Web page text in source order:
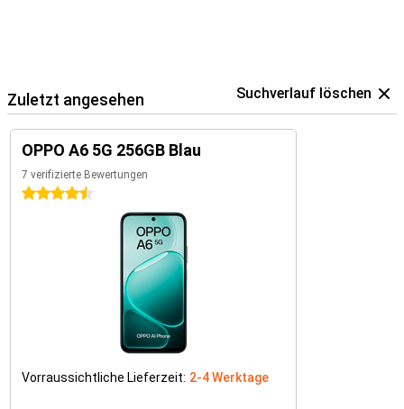
Zuletzt angesehen Suchverlauf löschen
OPPO A6 5G 256GB Blau
7 verifizierte Bewertungen
4.5 Sterne
Vorraussichtliche Lieferzeit: 2-4 Werktage